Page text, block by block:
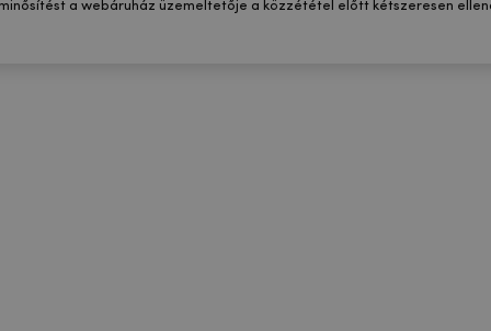
a webáruház üzemeltetője a közzététel előtt kétszeresen